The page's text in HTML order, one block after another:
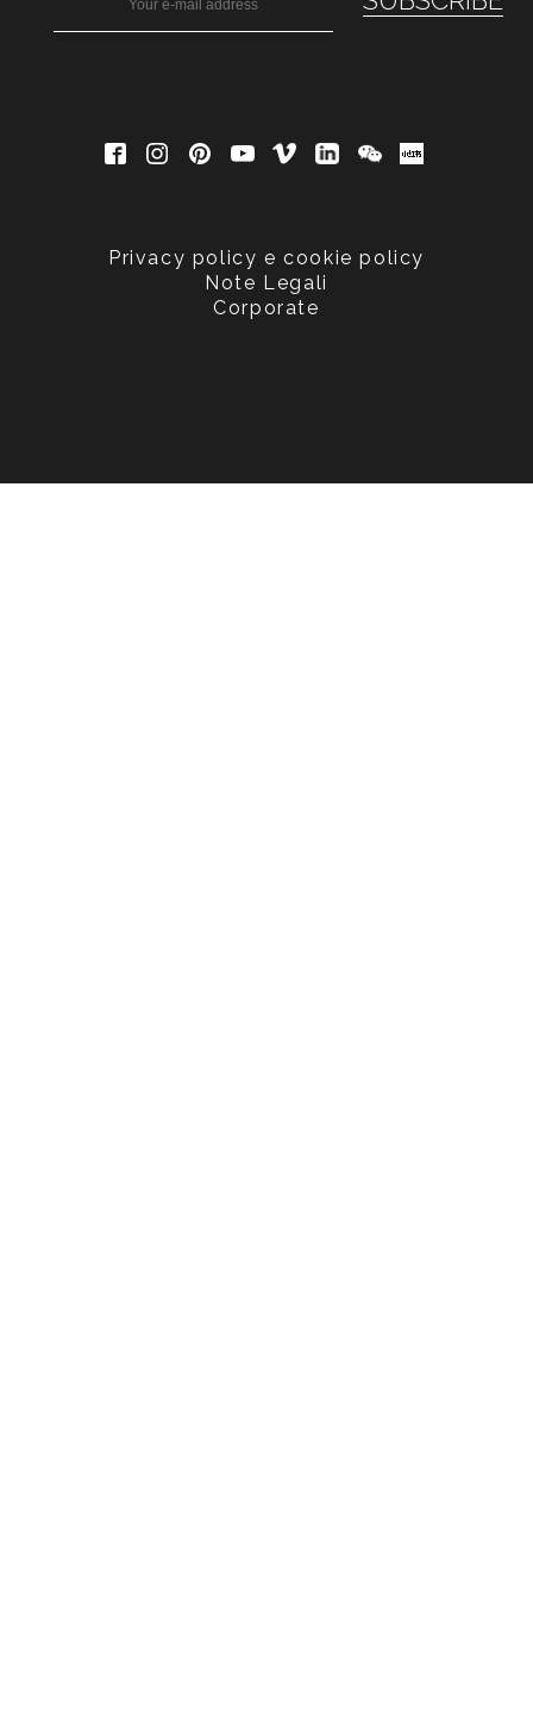
Privacy policy e cookie policy
Note Legali
Corporate